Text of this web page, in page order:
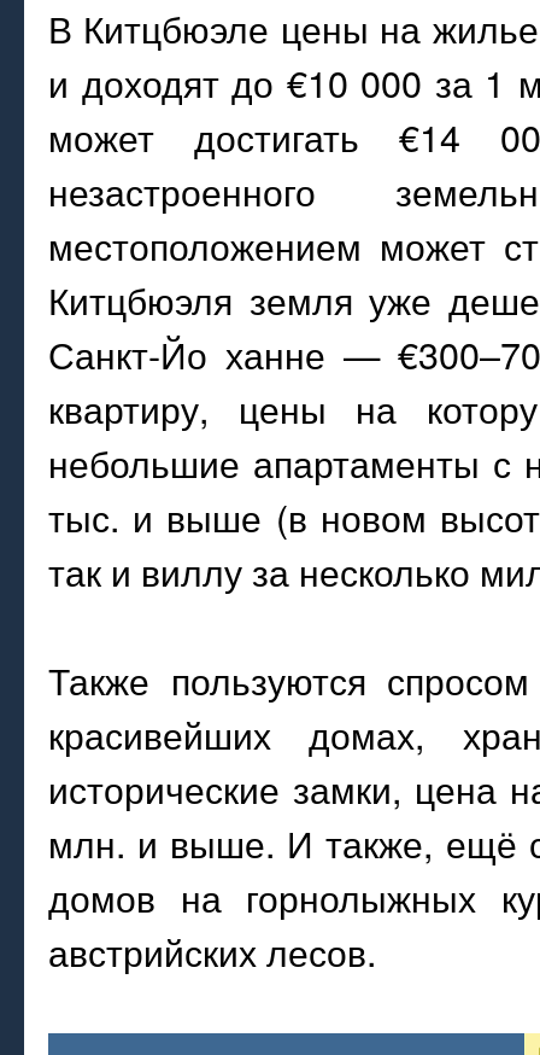
В Китцбюэле цены на
и доходят до €10 000 за 1
может достигать €14
незастроенного
местоположением может
Китцбюэля земля уже
Санкт-Йо ханне —
квартиру, цены на
небольшие апартаменты с
тыс. и выше (в новом
так и виллу за несколько
Также пользуются
красивейших домах,
исторические замки, цена
млн. и выше. И также, ещё
домов на горнолыжных
австрийских лесов.